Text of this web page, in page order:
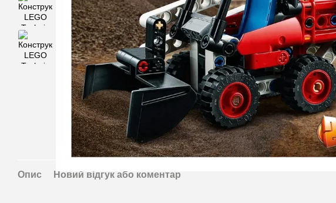
Опис Новий відгук або коментар